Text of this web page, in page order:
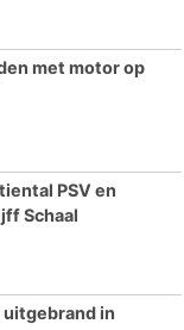
met motor op
PSV en
Schaal
in